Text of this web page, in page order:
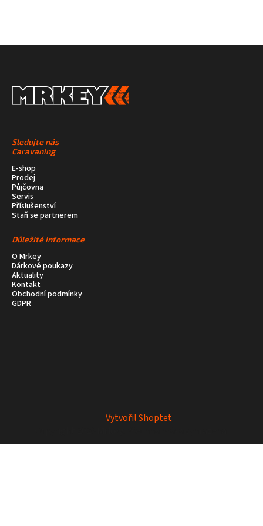
Sledujte nás
Caravaning
E-shop
Prodej
Půjčovna
Servis
Příslušenství
Staň se partnerem
Důležité informace
O Mrkey
Dárkové poukazy
Aktuality
Kontakt
Obchodní podmínky
GDPR
Vytvořil Shoptet